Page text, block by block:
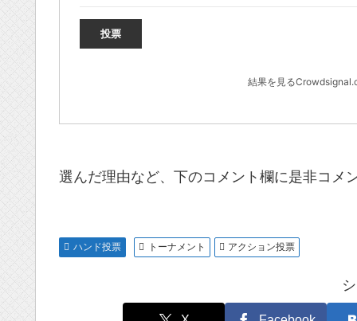
投票
結果を見る
選んだ理由など、下のコメント欄に是非コメ
ハンド投票 トーナメント アクション投票